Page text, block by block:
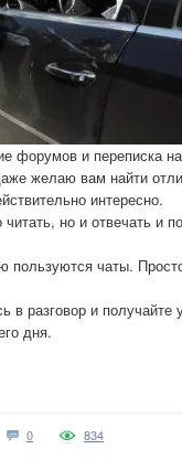
форумов и переписка
желаю вам найти
интересно.
но и отвечать и
пользуются чаты.
разговор и получайте
дня.
0 834